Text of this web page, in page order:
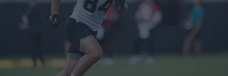
United Rugby Championship
Premiership